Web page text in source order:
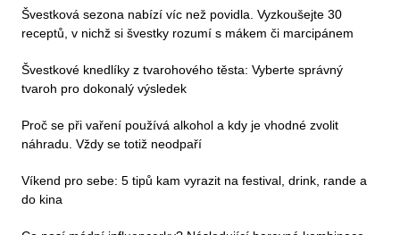
Švestková sezona nabízí víc než povidla. Vyzkoušejte 30
receptů, v nichž si švestky rozumí s mákem či marcipánem
Švestkové knedlíky z tvarohového těsta: Vyberte správný
tvaroh pro dokonalý výsledek
Proč se při vaření používá alkohol a kdy je vhodné zvolit
náhradu. Vždy se totiž neodpaří
Víkend pro sebe: 5 tipů kam vyrazit na festival, drink, rande a
do kina